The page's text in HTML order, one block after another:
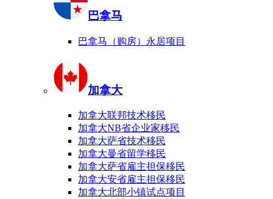
巴拿马
巴拿马（购房）永居项目
加拿大
加拿大联邦技术移民
加拿大NB省企业家移民
加拿大萨省技术移民
加拿大曼省留学移民
加拿大萨省雇主担保移民
加拿大安省雇主担保移民
加拿大北部小镇试点项目